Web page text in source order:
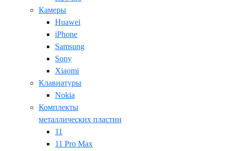
Камеры
Huawei
iPhone
Samsung
Sony
Xiaomi
Клавиатуры
Nokia
Комплекты
металлических пластин
11
11 Pro Max